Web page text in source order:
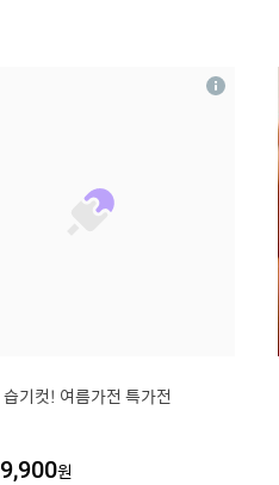
기컷! 여름가전 특가전
9,900원
상